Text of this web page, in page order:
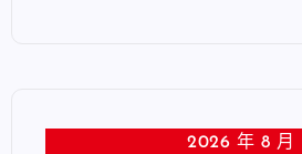
2026 年 8 月